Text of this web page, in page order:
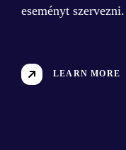
eseményt szervezni.
LEARN MORE